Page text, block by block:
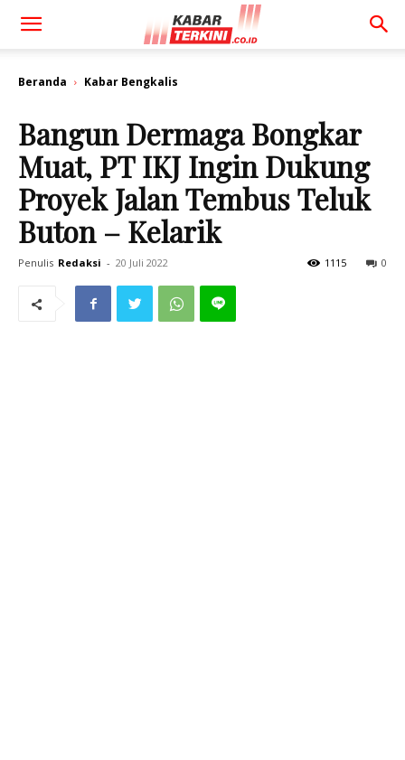
Beranda Kabar Bengkalis
Bangun Dermaga Bongkar
Muat, PT IKJ Ingin Dukung
Proyek Jalan Tembus Teluk
Buton – Kelarik
Penulis Redaksi - 20 Juli 2022 0
1115